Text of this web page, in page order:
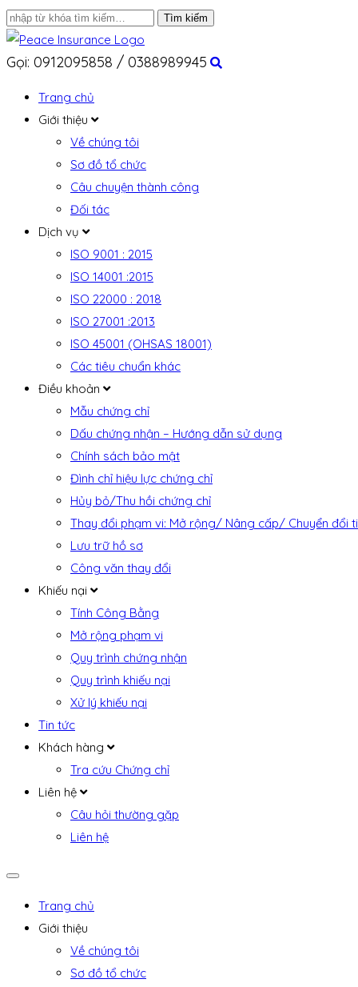
Gọi: 0912095858 / 0388989945
Trang chủ
Giới thiệu
Về chúng tôi
Sơ đồ tổ chức
Câu chuyện thành công
Đối tác
Dịch vụ
ISO 9001 : 2015
ISO 14001 :2015
ISO 22000 : 2018
ISO 27001 :2013
ISO 45001 (OHSAS 18001)
Các tiêu chuẩn khác
Điều khoản
Mẫu chứng chỉ
Dấu chứng nhận – Hướng dẫn sử dụng
Chính sách bảo mật
Đình chỉ hiệu lực chứng chỉ
Hủy bỏ/Thu hồi chứng chỉ
Thay đổi phạm vi: Mở rộng/ Nâng cấp/ Chuyển đổi
Lưu trữ hồ sơ
Công văn thay đổi
Khiếu nại
Tính Công Bằng
Mở rộng phạm vi
Quy trình chứng nhận
Quy trình khiếu nại
Xử lý khiếu nại
Tin tức
Khách hàng
Tra cứu Chứng chỉ
Liên hệ
Câu hỏi thường gặp
Liên hệ
Trang chủ
Giới thiệu
Về chúng tôi
Sơ đồ tổ chức